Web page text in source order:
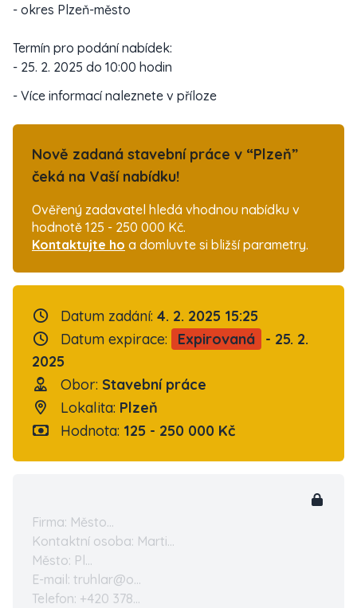
- okres Plzeň-město
Termín pro podání nabídek:
- 25. 2. 2025 do 10:00 hodin
- Více informací naleznete v příloze
Nově zadaná stavební práce v “Plzeň”
čeká na Vaší nabídku!
Ověřený zadavatel hledá vhodnou nabídku v
hodnotě 125 - 250 000 Kč.
Kontaktujte ho a domluvte si bližší parametry.
Datum zadání: 4. 2. 2025 15:25
Datum expirace:
Expirovaná
- 25. 2.
2025
Obor: Stavební práce
Lokalita: Plzeň
Hodnota: 125 - 250 000 Kč
Firma: Město...
Kontaktní osoba: Marti...
Město: Pl...
E-mail: truhlar@o...
Telefon: +420 378...